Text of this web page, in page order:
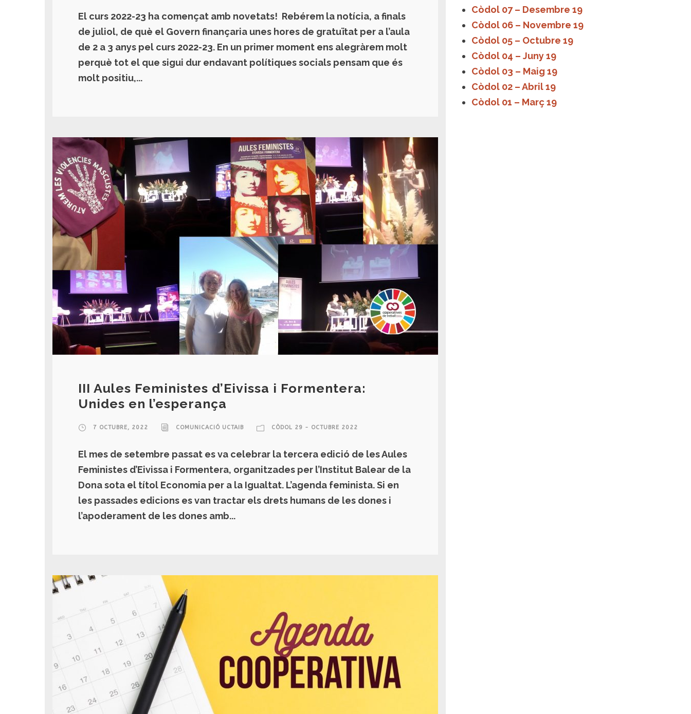
El curs 2022-23 ha començat amb novetats! Rebérem la notícia, a finals
de juliol, de què el Govern finançaria unes hores de gratuïtat per a l’aula
de 2 a 3 anys pel curs 2022-23. En un primer moment ens alegràrem molt
perquè tot el que sigui dur endavant polítiques socials pensam que és
molt positiu,...
III Aules Feministes d’Eivissa i Formentera:
Unides en l’esperança
7 OCTUBRE, 2022 COMUNICACIÓ UCTAIB CÒDOL 29 - OCTUBRE 2022
El mes de setembre passat es va celebrar la tercera edició de les Aules
Feministes d’Eivissa i Formentera, organitzades per l’Institut Balear de la
Dona sota el títol Economia per a la Igualtat. L’agenda feminista. Si en
les passades edicions es van tractar els drets humans de les dones i
l’apoderament de les dones amb...
Còdol 07 – Desembre 19
Còdol 06 – Novembre 19
Còdol 05 – Octubre 19
Còdol 04 – Juny 19
Còdol 03 – Maig 19
Còdol 02 – Abril 19
Còdol 01 – Març 19